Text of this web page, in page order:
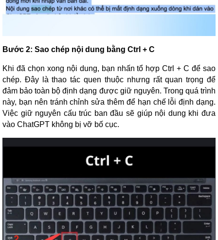
Bước 2: Sao chép nội dung bằng Ctrl + C
Khi đã chọn xong nội dung, bạn nhấn tổ hợp Ctrl + C để sao
chép. Đây là thao tác quen thuộc nhưng rất quan trọng để
đảm bảo toàn bộ định dạng được giữ nguyên. Trong quá trình
này, bạn nên tránh chỉnh sửa thêm để hạn chế lỗi định dạng.
Việc giữ nguyên cấu trúc ban đầu sẽ giúp nội dung khi đưa
vào ChatGPT không bị vỡ bố cục.